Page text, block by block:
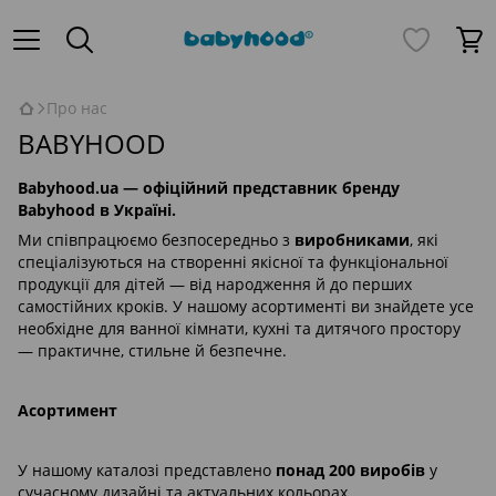
Про нас
BABYHOOD
Babyhood.ua — офіційний представник бренду
Babyhood в Україні.
Ми співпрацюємо безпосередньо з виробниками, які
спеціалізуються на створенні якісної та функціональної
продукції для дітей — від народження й до перших
самостійних кроків. У нашому асортименті ви знайдете усе
необхідне для ванної кімнати, кухні та дитячого простору
— практичне, стильне й безпечне.
Асортимент
У нашому каталозі представлено понад 200 виробів у